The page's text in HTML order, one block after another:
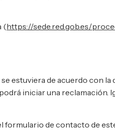
(https://sede.red.gob.es/
estuviera de acuerdo con
iniciar una reclamación.
formulario de contacto de